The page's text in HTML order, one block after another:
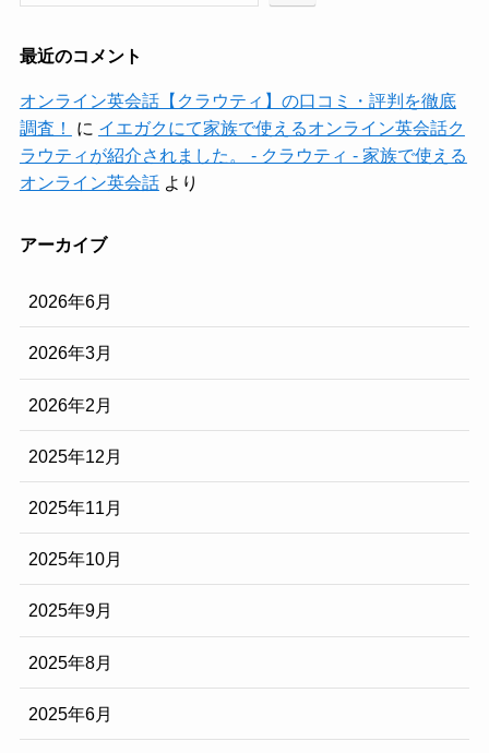
最近のコメント
オンライン英会話【クラウティ】の口コミ・評判を徹底
調査！
に イエガクにて家族で使えるオンライン英会話ク
ラウティが紹介されました。 - クラウティ - 家族で使える
オンライン英会話より
アーカイブ
2026年6月
2026年3月
2026年2月
2025年12月
2025年11月
2025年10月
2025年9月
2025年8月
2025年6月